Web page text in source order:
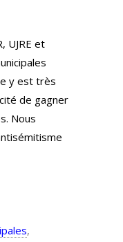
UJRE et
y est très
de gagner
Nous
,